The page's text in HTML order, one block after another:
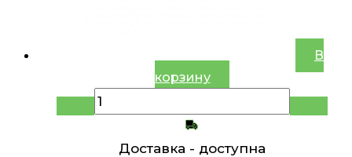
В
корзину
Доставка - доступна